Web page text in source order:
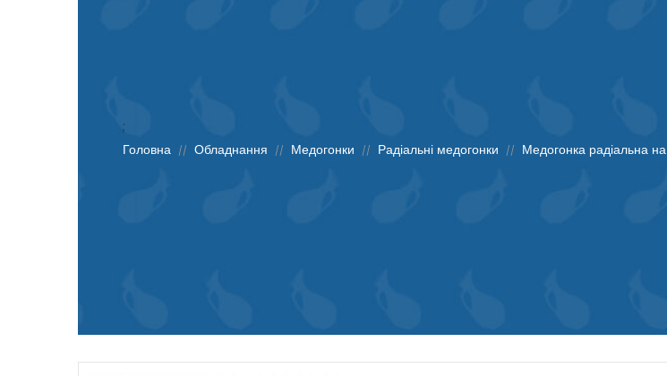
;
Головна // Обладнання // Медогонки // Радіальні медогонки // Медогонка радіальна